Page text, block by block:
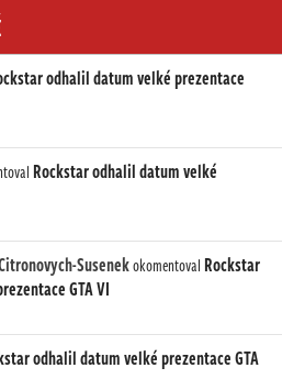
odhalil datum velké prezentace
Rockstar odhalil datum velké
Susenekokomentoval Rockstar
GTA VI
odhalil datum velké prezentace GTA